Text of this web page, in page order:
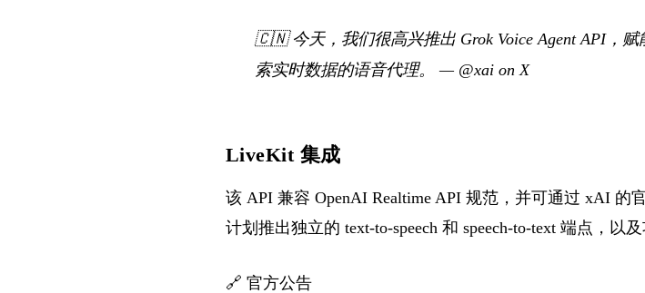
🇨🇳今天，我们很高兴推出 Grok Voice Agent API，
索实时数据的语音代理。
— @xai on X
LiveKit 集成
该 API 兼容 OpenAI Realtime API 规范，并可通过 xAI
计划推出独立的 text-to-speech 和 speech-to-text 端点，以
🔗 官方公告